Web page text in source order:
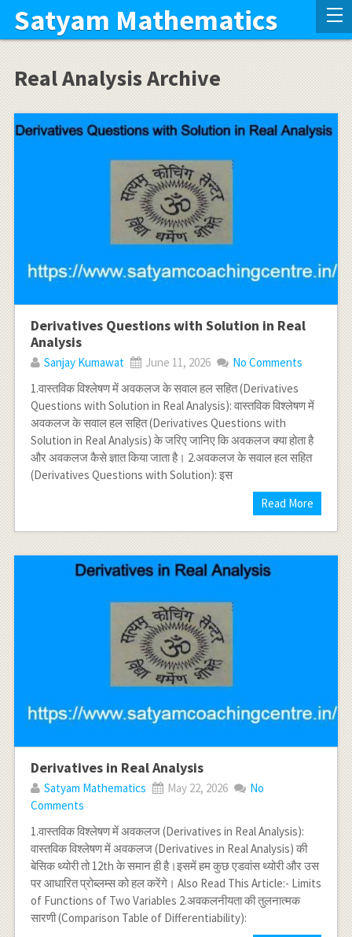
Satyam Mathematics
Real Analysis Archive
Derivatives Questions with Solution in Real
Analysis
Sanjay Kumawat June 11, 2026
No Comments
1.वास्तविक विश्लेषण में अवकलज के सवाल हल सहित (Derivatives
Questions with Solution in Real Analysis): वास्तविक विश्लेषण में
अवकलज के सवाल हल सहित (Derivatives Questions with
Solution in Real Analysis) के जरिए जानिए कि अवकलज क्या होता है
और अवकलज कैसे ज्ञात किया जाता है। 2.अवकलज के सवाल हल सहित
(Derivatives Questions with Solution): इस
Read More
Derivatives in Real Analysis
Satyam Mathematics May 22, 2026
No
Comments
1.वास्तविक विश्लेषण में अवकलज (Derivatives in Real Analysis):
वास्तविक विश्लेषण में अवकलज (Derivatives in Real Analysis) की
बेसिक थ्योरी तो 12th के समान ही है।इसमें हम कुछ एडवांस थ्योरी और उस
पर आधारित प्रोब्लम्स को हल करेंगे। Also Read This Article:- Limits
of Functions of Two Variables 2.अवकलनीयता की तुलनात्मक
सारणी (Comparison Table of Differentiability):